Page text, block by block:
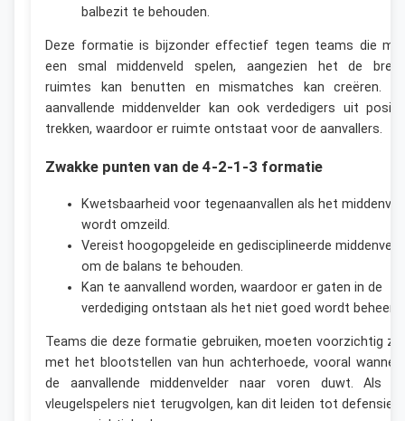
balbezit te behouden.
Deze formatie is bijzonder effectief tegen teams die
een smal middenveld spelen, aangezien het de
ruimtes kan benutten en mismatches kan creëren.
aanvallende middenvelder kan ook verdedigers uit
trekken, waardoor er ruimte ontstaat voor de aanvallers.
Zwakke punten van de 4-2-1-3 formatie
Kwetsbaarheid voor tegenaanvallen als het
wordt omzeild.
Vereist hoogopgeleide en gedisciplineerde
om de balans te behouden.
Kan te aanvallend worden, waardoor er gaten in de
verdediging ontstaan als het niet goed wordt beheerd.
Teams die deze formatie gebruiken, moeten voorzichtig
met het blootstellen van hun achterhoede, vooral
de aanvallende middenvelder naar voren duwt. Als
vleugelspelers niet terugvolgen, kan dit leiden tot